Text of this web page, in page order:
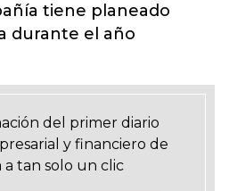
tiene planeado
durante el año
del primer diario
y financiero de
a tan solo un clic